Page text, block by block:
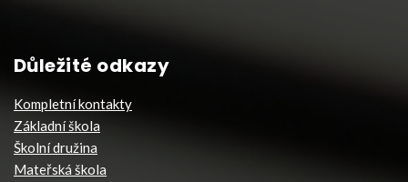
Důležité odkazy
Kompletní kontakty
Základní škola
Školní družina
Mateřská škola